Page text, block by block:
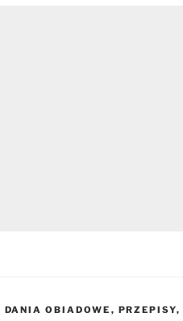
KATEGORIE
DANIA OBIADOWE , PRZEPISY,